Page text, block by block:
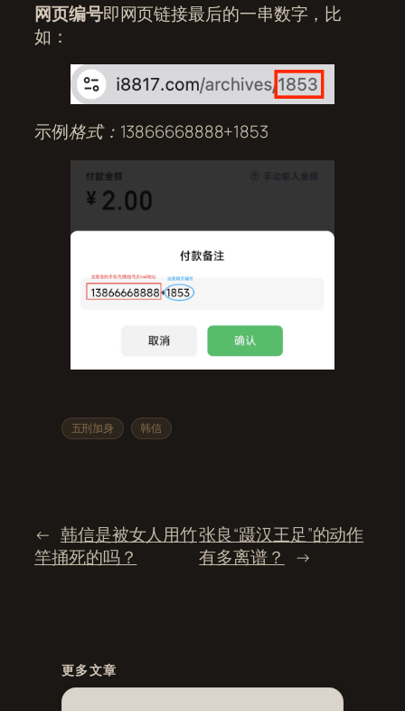
网页编号即网页链接最后的一串数字，比
如：
示例格式：13866668888+1853
五刑加身 韩信
← 韩信是被女人用竹
竿捅死的吗？
张良“蹑汉王足”的动作
有多离谱？
→
更多文章